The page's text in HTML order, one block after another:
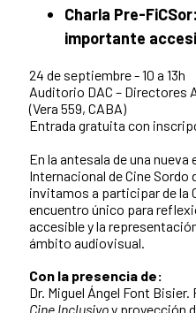
Charla Pre-
importante
24 de septiembre - 10 a 13h
Auditorio DAC – Directores
(Vera 559, CABA)
Entrada gratuita con
En la antesala de una
Internacional de Cine Sordo
invitamos a participar de la
encuentro único para
accesible y la
ámbito audiovisual.
Con la presencia de:
Dr. Miguel Ángel Font
Cine Inclusivoy proyección